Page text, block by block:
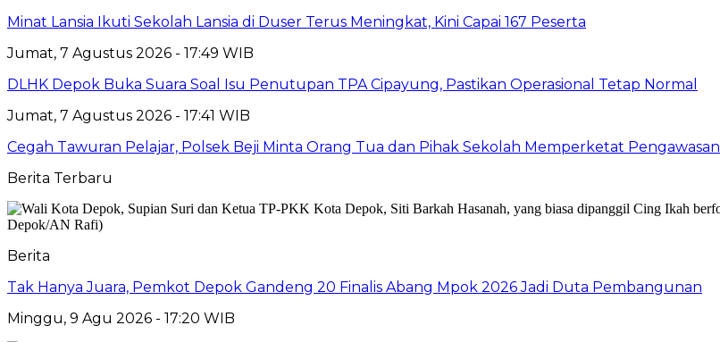
Minat Lansia Ikuti Sekolah Lansia di Duser Terus Meningkat, Kini Capai 167 Peserta
Jumat, 7 Agustus 2026 - 17:49 WIB
DLHK Depok Buka Suara Soal Isu Penutupan TPA Cipayung, Pastikan Operasional Tetap Normal
Jumat, 7 Agustus 2026 - 17:41 WIB
Cegah Tawuran Pelajar, Polsek Beji Minta Orang Tua dan Pihak Sekolah Memperketat Pengawasan
Berita Terbaru
Berita
Tak Hanya Juara, Pemkot Depok Gandeng 20 Finalis Abang Mpok 2026 Jadi Duta Pembangunan
Minggu, 9 Agu 2026 - 17:20 WIB